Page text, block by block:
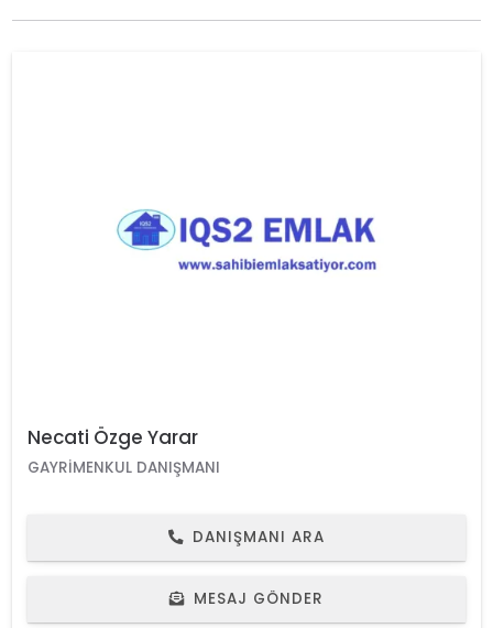
Necati Özge Yarar
GAYRIMENKUL DANIŞMANI
DANIŞMANI ARA
MESAJ GÖNDER